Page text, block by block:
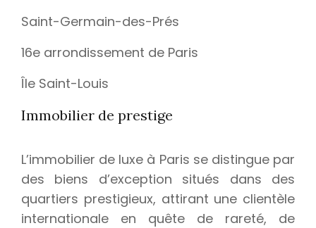
Saint-Germain-des-Prés
16e arrondissement de Paris
Île Saint-Louis
Immobilier de prestige
L’immobilier de luxe à Paris se distingue par
des biens d’exception situés dans des
quartiers prestigieux, attirant une clientèle
internationale en quête de rareté, de